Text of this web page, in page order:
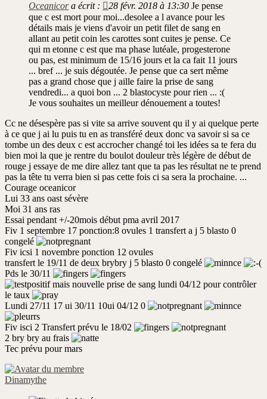
Oceanicora écrit : 28 févr. 2018 à 13:30 Je pense
que c est mort pour moi...desolee a l avance pour les
détails mais je viens d'avoir un petit filet de sang en
allant au petit coin les carottes sont cuites je pense. Ce
qui m etonne c est que ma phase lutéale, progesterone
ou pas, est minimum de 15/16 jours et la ca fait 11 jours
... bref ... je suis dégoutée. Je pense que ca sert même
pas a grand chose que j aille faire la prise de sang
vendredi... a quoi bon ... 2 blastocyste pour rien ... :(
Je vous souhaites un meilleur dénouement a toutes!
Cc ne désespère pas si vite sa arrive souvent qu il y ai quelque perte
à ce que j ai lu puis tu en as transféré deux donc va savoir si sa ce
tombe un des deux c est accrocher changé toi les idées sa te fera du
bien moi la que je rentre du boulot douleur très légère de début de
rouge j essaye de me dire allez tant que ta pas les résultat ne te prend
pas la tête tu verra bien si pas cette fois ci sa sera la prochaine. ...
Courage oceanicor
Lui 33 ans oast sévère
Moi 31 ans ras
Essai pendant +/-20mois début pma avril 2017
Fiv 1 septembre 17 ponction:8 ovules 1 transfert a j 5 blasto 0
congelé
Fiv icsi 1 novembre ponction 12 ovules
transfert le 19/11 de deux brybry j 5 blasto 0 congelé
Pds le 30/11
mais nouvelle prise de sang lundi 04/12 pour contrôler
le taux
Lundi 27/11 17 ui 30/11 10ui 04/12 0
Fiv isci 2 Transfert prévu le 18/02
2 bry bry au frais
Tec prévu pour mars
Dinamythe